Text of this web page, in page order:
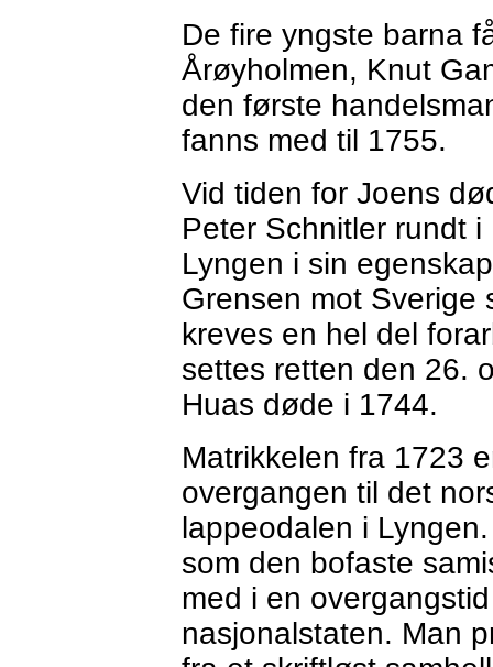
De fire yngste barna
Årøyholmen, Knut
den første
fanns med til 1755.
Vid tiden for Joens
Peter Schnitler rundt
Lyngen i sin
Grensen mot Sverige
kreves en hel del
settes retten den 26.
Huas døde i 1744.
Matrikkelen fra 1723
overgangen til det
lappeodalen i
som den bofaste
med i en
nasjonalstaten. Man